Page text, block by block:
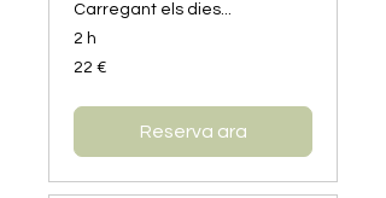
Carregant els dies...
2 h
22
euros
22 €
Reserva ara